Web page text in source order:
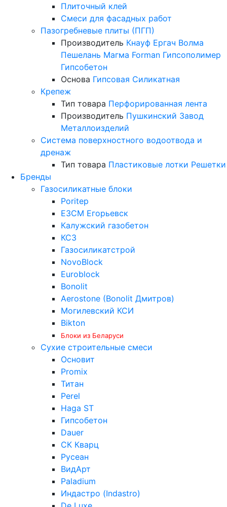
Плиточный клей
Смеси для фасадных работ
Пазогребневые плиты (ПГП)
Производитель Кнауф Ергач Волма
Пешелань Магма Forman Гипсополимер
Гипсобетон
Основа Гипсовая Силикатная
Крепеж
Тип товара Перфорированная лента
Производитель Пушкинский Завод
Металлоизделий
Система поверхностного водоотвода и
дренаж
Тип товара Пластиковые лотки Решетки
Бренды
Газосиликатные блоки
Poritep
ЕЗСМ Егорьевск
Калужский газобетон
КСЗ
Газосиликатстрой
NovoBlock
Euroblock
Bonolit
Aerostone (Bonolit Дмитров)
Могилевский КСИ
Bikton
Блоки из Беларуси
Сухие строительные смеси
Основит
Promix
Титан
Perel
Haga ST
Гипсобетон
Dauer
СК Кварц
Русеан
ВидАрт
Paladium
Индастро (Indastro)